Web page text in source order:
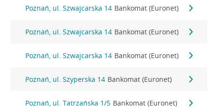
Poznań, ul. Szwajcarska 14 Bankomat (Euronet)
Poznań, ul. Szwajcarska 14 Bankomat (Euronet)
Poznań, ul. Szwajcarska 14 Bankomat (Euronet)
Poznań, ul. Szyperska 14 Bankomat (Euronet)
Poznań, ul. Tatrzańska 1/5 Bankomat (Euronet)